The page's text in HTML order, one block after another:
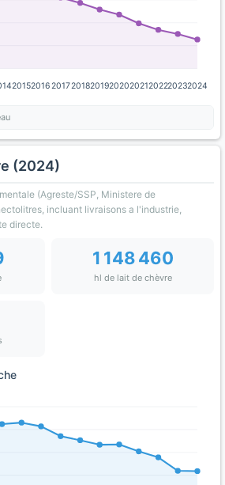
2015201620172018201920202021202220232024
(2024)
(Agreste/SSP, Ministere de
incluant livraisons a l'industrie,
directe.
1 148 460
hl de lait de chèvre